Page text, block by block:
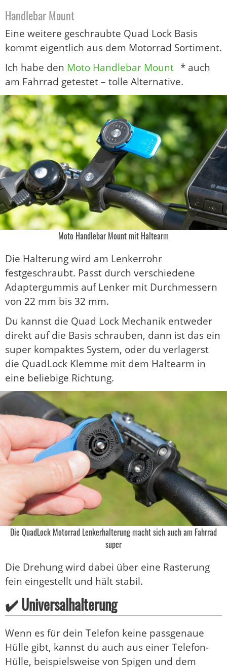
Handlebar Mount
Eine weitere geschraubte Quad Lock Basis
kommt eigentlich aus dem Motorrad Sortiment.
Ich habe den Moto Handlebar Mount * auch
am Fahrrad getestet – tolle Alternative.
Moto Handlebar Mount mit Haltearm
Die Halterung wird am Lenkerrohr
festgeschraubt. Passt durch verschiedene
Adaptergummis auf Lenker mit Durchmessern
von 22 mm bis 32 mm.
Du kannst die Quad Lock Mechanik entweder
direkt auf die Basis schrauben, dann ist das ein
super kompaktes System, oder du verlagerst
die QuadLock Klemme mit dem Haltearm in
eine beliebige Richtung.
Die QuadLock Motorrad Lenkerhalterung macht sich auch am Fahrrad
super
Die Drehung wird dabei über eine Rasterung
fein eingestellt und hält stabil.
✔️ Universalhalterung
Wenn es für dein Telefon keine passgenaue
Hülle gibt, kannst du auch aus einer Telefon-
Hülle, beispielsweise von Spigen und dem